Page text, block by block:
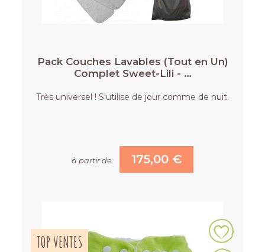
Pack Couches Lavables (Tout en Un)
Complet Sweet-Lili - …
Très universel ! S'utilise de jour comme de nuit.
à partir de 175,00 €
TOP VENTES